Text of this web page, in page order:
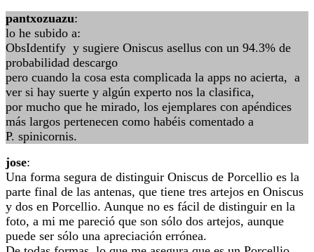
pantxozuazu:
lo he subido a:
ObsIdentify y sugiere Oniscus asellus con un 94.3% de
probabilidad descargo
pero cuando la cosa esta complicada la apps no acierta, a
ver si hay suerte y algún experto nos la clasifica,
por mucho que he mirado, los ejemplares con apéndices
más largos pertenecen como habéis comentado a
P. spinicornis.
jose:
Una forma segura de distinguir Oniscus de Porcellio es la
parte final de las antenas, que tiene tres artejos en Oniscus
y dos en Porcellio. Aunque no es fácil de distinguir en la
foto, a mi me pareció que son sólo dos artejos, aunque
puede ser sólo una apreciación errónea.